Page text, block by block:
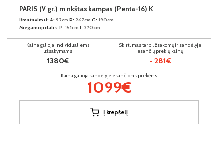
PARIS (V gr.) minkštas kampas (Penta-16) K
Išmatavimai: A: 92cm P: 267cm G: 190cm
Miegamoji dalis: P: 151cm I: 220cm
Kaina galioja individualiems
užsakymams
1380€
Skirtumas tarp užsakomų ir sandėlyje
esančių prekių kainų
- 281€
Kaina galioja sandėlyje esančioms prekėms
1099€
Į krepšelį